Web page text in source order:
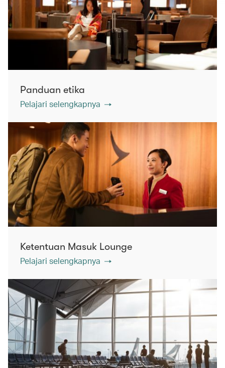
Panduan etika
Pelajari selengkapnya
Ketentuan Masuk Lounge
Pelajari selengkapnya